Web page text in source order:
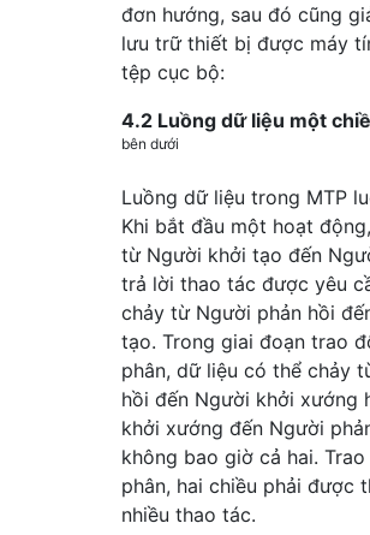
đơn hướng, sau đó cũng
lưu trữ thiết bị được máy
tệp cục bộ:
4.2 Luồng dữ liệu một
bên dưới
Luồng dữ liệu trong MTP
Khi bắt đầu một hoạt
từ Người khởi tạo đến
trả lời thao tác được yêu
chảy từ Người phản hồi
tạo. Trong giai đoạn trao
phân, dữ liệu có thể chảy
hồi đến Người khởi xướng
khởi xướng đến Người
không bao giờ cả hai.
phân, hai chiều phải được
nhiều thao tác.